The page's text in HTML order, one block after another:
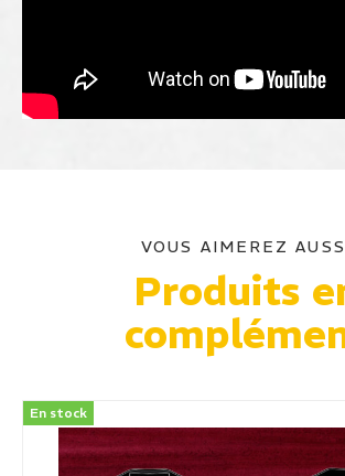
VOUS AIMEREZ
Produits
En stock